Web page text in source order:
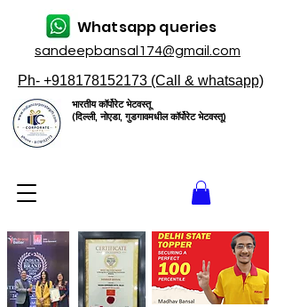
sandeepbansal174@gmail.com
Whatsapp queries
Ph- +918178152173 (Call & whatsapp)
भारतीय कॉर्पोरेट भेटवस्तू
(दिल्ली, नोएडा, गुडगावमधील कॉर्पोरेट भेटवस्तू)